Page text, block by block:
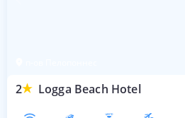
2 Logga Beach Hotel